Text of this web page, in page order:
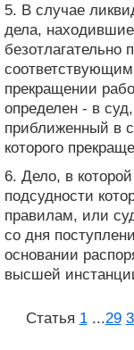
5. В случае
дела,
безотлагательно
прекращении
определен - в
приближенный в
которого
6. Дело, в
подсудности
правилам, или
со дня
основании
высшей
Статья 1 ...29